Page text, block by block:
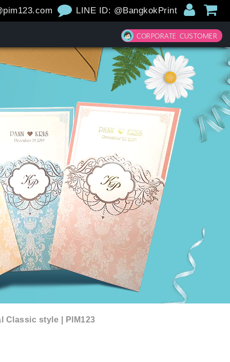
LINE ID: @BangkokPrint
CORPORATE CUSTOMER
Classic style | PIM123